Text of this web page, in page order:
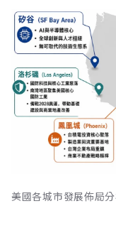
美國各城市發展佈局分